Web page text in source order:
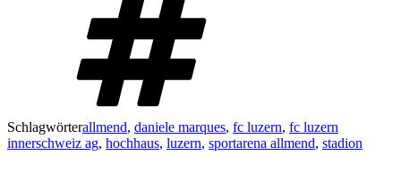
Schlagwörterallmend, daniele marques, fc luzern, fc luzern
innerschweiz ag, hochhaus, luzern, sportarena allmend, stadion